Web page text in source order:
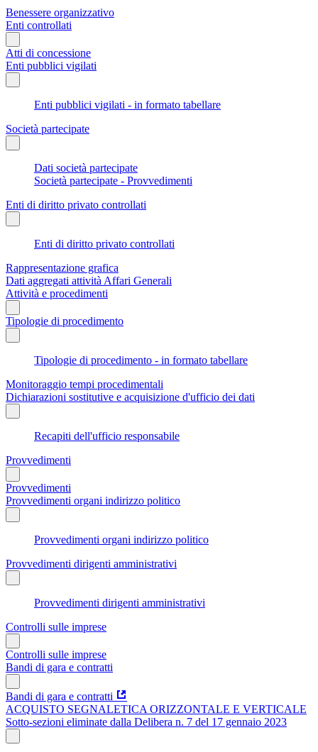
Benessere organizzativo
Enti controllati
Atti di concessione
Enti pubblici vigilati
Enti pubblici vigilati - in formato tabellare
Società partecipate
Dati società partecipate
Società partecipate - Provvedimenti
Enti di diritto privato controllati
Enti di diritto privato controllati
Rappresentazione grafica
Dati aggregati attività Affari Generali
Attività e procedimenti
Tipologie di procedimento
Tipologie di procedimento - in formato tabellare
Monitoraggio tempi procedimentali
Dichiarazioni sostitutive e acquisizione d'ufficio dei dati
Recapiti dell'ufficio responsabile
Provvedimenti
Provvedimenti
Provvedimenti organi indirizzo politico
Provvedimenti organi indirizzo politico
Provvedimenti dirigenti amministrativi
Provvedimenti dirigenti amministrativi
Controlli sulle imprese
Controlli sulle imprese
Bandi di gara e contratti
Bandi di gara e contratti
ACQUISTO SEGNALETICA ORIZZONTALE E VERTICALE
Sotto-sezioni eliminate dalla Delibera n. 7 del 17 gennaio 2023